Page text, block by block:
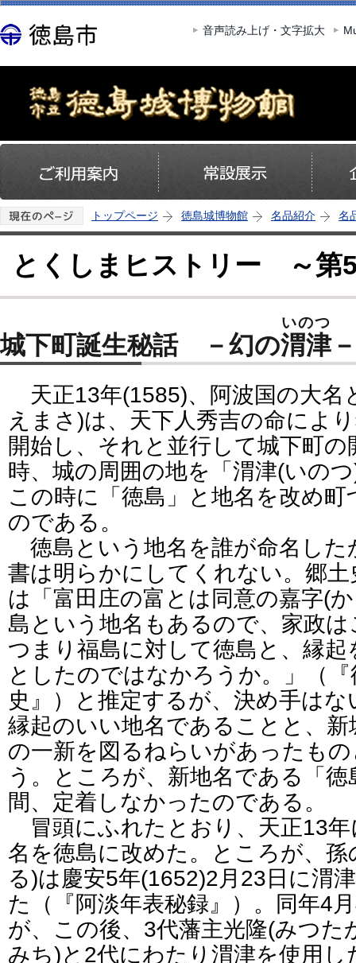
この
音声読み上げ・文字拡大
トップページ 徳島城博物館 名品紹介 名
とくしまヒストリー ～第
城下町誕生秘話 －幻の渭津
いのつ
－
天正13年(1585)、阿波国の大名
えまさ)は、天下人秀吉の命によ
開始し、それと並行して城下町
時、城の周囲の地を「渭津(いの
この時に「徳島」と地名を改め
のである。
徳島という地名を誰が命名した
書は明らかにしてくれない。郷
は「富田庄の富とは同意の嘉字(
島という地名もあるので、家政
つまり福島に対して徳島と、縁
としたのではなかろうか。」（
史』）と推定するが、決め手は
縁起のいい地名であることと、
の一新を図るねらいがあったも
う。ところが、新地名である「
間、定着しなかったのである。
冒頭にふれたとおり、天正13年
名を徳島に改めた。ところが、
る)は慶安5年(1652)2月23日に渭
た（『阿淡年表秘録』）。同年4
が、この後、3代藩主光隆(みつた
みち)と2代にわたり渭津を使用